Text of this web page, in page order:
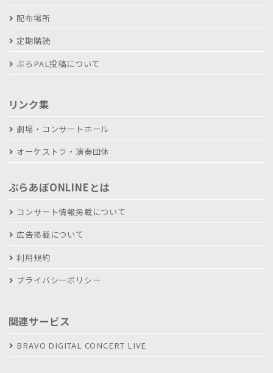
配布場所
定期購読
ぶらPAL投稿について
リンク集
劇場・コンサートホール
オーケストラ・演奏団体
ぶらあぼONLINEとは
コンサート情報掲載について
広告掲載について
利用規約
プライバシーポリシー
関連サービス
BRAVO DIGITAL CONCERT LIVE